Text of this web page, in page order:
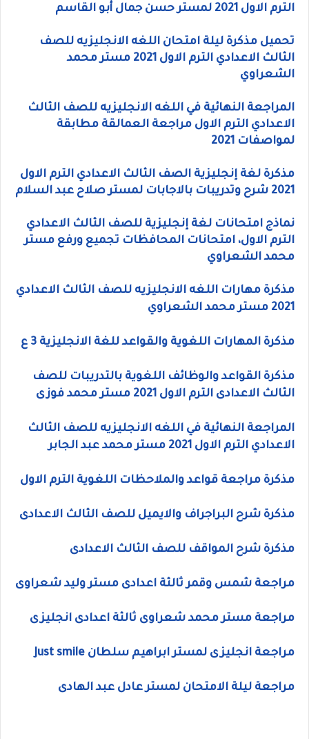
الترم الاول 2021 لمستر حسن جمال أبو القاسم
تحميل مذكرة ليلة امتحان اللغه الانجليزيه للصف
الثالث الاعدادي الترم الاول 2021 مستر محمد
الشعراوي
المراجعة النهائية في اللغه الانجليزيه للصف الثالث
الاعدادي الترم الاول مراجعة العمالقة مطابقة
لمواصفات 2021
مذكرة لغة إنجليزية الصف الثالث الاعدادي الترم الاول
2021 شرح وتدريبات بالاجابات لمستر صلاح عبد السلام
نماذج امتحانات لغة إنجليزية للصف الثالث الاعدادي
الترم الاول، امتحانات المحافظات تجميع ورفع مستر
محمد الشعراوي
مذكرة مهارات اللغه الانجليزيه للصف الثالث الاعدادي
2021 مستر محمد الشعراوي
مذكرة المهارات اللغوية والقواعد للغة الانجليزية 3 ع
مذكرة القواعد والوظائف اللغوية بالتدريبات للصف
الثالث الاعدادى الترم الاول 2021 مستر محمد فوزى
المراجعة النهائية في اللغه الانجليزيه للصف الثالث
الاعدادي الترم الاول 2021 مستر محمد عبد الجابر
مذكرة مراجعة قواعد والملاحظات اللغوية الترم الاول
مذكرة شرح البراجراف والايميل للصف الثالث الاعدادى
مذكرة شرح المواقف للصف الثالث الاعدادى
مراجعة شمس وقمر ثالثة اعدادى مستر وليد شعراوى
مراجعة مستر محمد شعراوى ثالثة اعدادى انجليزى
مراجعة انجليزى لمستر ابراهيم سلطان Just smile
مراجعة ليلة الامتحان لمستر عادل عبد الهادى